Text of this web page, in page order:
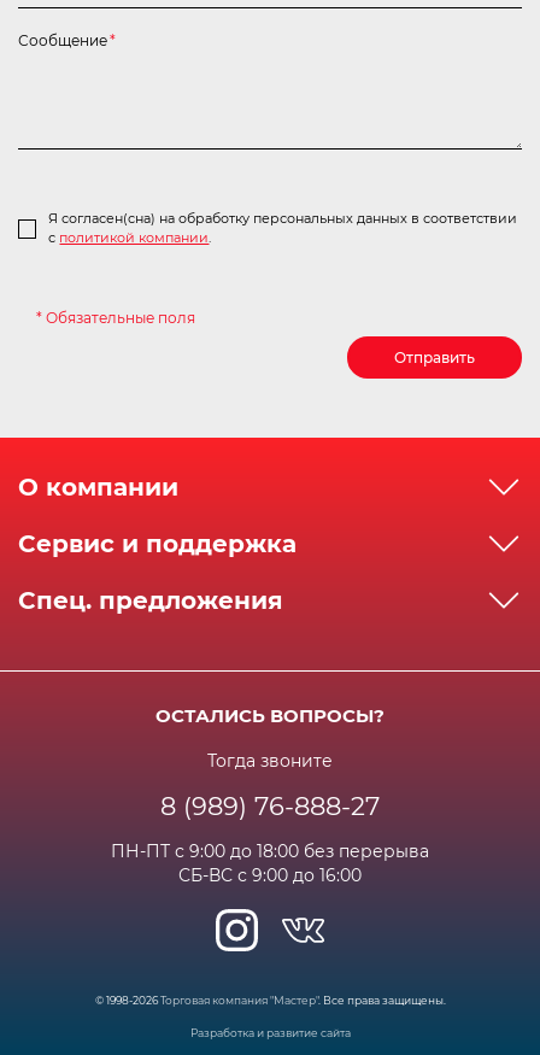
Я согласен(сна) на обработку персональных данных в соответствии
с политикой компании.
Сообщение*
* Обязательные поля
Отправить
О компании
Сервисный центр
Сервис и поддержка
Доставка
Возрат и гарантия
Спец. предложения
Часто задаваемые вопросы
ОСТАЛИСЬ ВОПРОСЫ?
Тогда звоните
8 (989) 76-888-27
ПН-ПТ с 9:00 до 18:00 без перерыва
СБ-ВС с 9:00 до 16:00
© 1998-2026Торговая компания "Мастер". Все права защищены.
Разработка и развитие сайта